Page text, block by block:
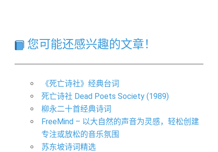
您可能还感兴趣的文章！
《死亡诗社》经典台词
死亡诗社 Dead Poets Society (1989)
柳永二十首经典诗词
​FreeMind – 以大自然的声音为灵感，轻松创建
专注或放松的音乐氛围
苏东坡诗词精选